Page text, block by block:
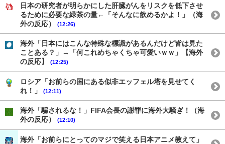
日本の研究者が明らかにした肝臓がんをリスクを低下させ
るために必要な緑茶の量←「そんなに飲めるかよ！」（海
外の反応）
(12:26)
海外「日本にはこんな特殊な標識があるんだけど皆は見た
ことある？」→「何これめちゃくちゃ可愛いｗｗ」【海外
の反応】
(12:25)
ロシア「お前らの国にある似非エッフェル塔を見せてく
れ！」
(12:11)
海外「騙されるな！」FIFA会長の謝罪に海外大騒ぎ！（海
外の反応）
(12:10)
海外「お前らにとってのマジで笑える日本アニメ教えて」